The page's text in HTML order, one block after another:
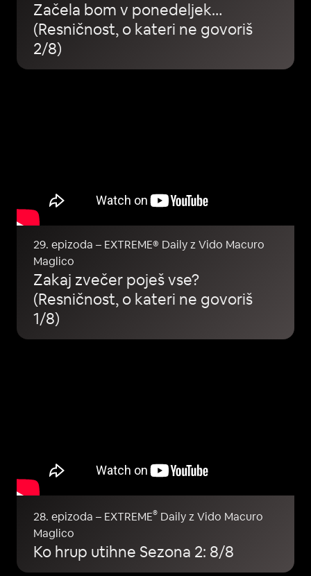
Začela bom v ponedeljek…
(Resničnost, o kateri ne govoriš
2/8)
29. epizoda – EXTREME® Daily z Vido Macuro
Maglico
Zakaj zvečer poješ vse?
(Resničnost, o kateri ne govoriš
1/8)
28. epizoda – EXTREME® Daily z Vido Macuro
Maglico
Ko hrup utihne Sezona 2: 8/8